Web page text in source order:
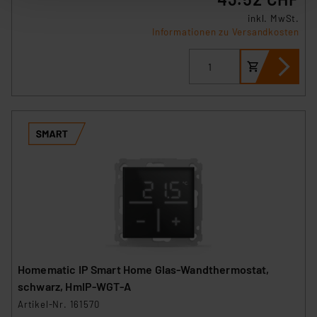
der anschließenden Weiterverarbeitung für die
ausgewählten Verarbeitungszwecke (Art. 6 Abs.1a DSG-
Cookies nach Zweck und Anbieter ist durch Klick auf
ablehnen oder ihr ganz oder teilweise zustimmen. Ihre
erteilte Zustimmung können Sie jederzeit unter dem
Weiterverarbeitung dieser Daten zur Auswertung und
Analyse bis zum Zeitpunkt des Widerrufs bleibt hiervon
unberührt. Ihre Browser-Einstellungen können dazu
führen, dass die Einstellungen nicht längerfristig
angezeigt wird.
„Einige Drittanbieter verarbeiten personenbezogene
inkl. MwSt.
Informationen zu Versandkosten
Homematic IP Smart Home Glas-Wandthermostat,
schwarz, HmIP-WGT-A
Artikel-Nr. 161570